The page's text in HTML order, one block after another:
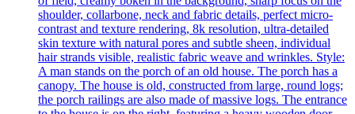
shoulder, collarbone, neck and fabric details, perfect micro-
contrast and texture rendering, 8k resolution, ultra-detailed
skin texture with natural pores and subtle sheen, individual
hair strands visible, realistic fabric weave and wrinkles. Style:
A man stands on the porch of an old house. The porch has a
canopy. The house is old, constructed from large, round logs;
the porch railings are also made of massive logs. The entrance